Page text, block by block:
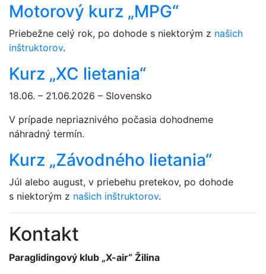
Motorový kurz „MPG“
Priebežne celý rok, po dohode s niektorým z našich
inštruktorov.
Kurz „XC lietania“
18.06. – 21.06.2026 – Slovensko
V prípade nepriaznivého počasia dohodneme
náhradný termín.
Kurz „Závodného lietania“
Júl alebo august, v priebehu pretekov, po dohode
s niektorým z našich inštruktorov.
Kontakt
Paraglidingový klub „X-air“ Žilina